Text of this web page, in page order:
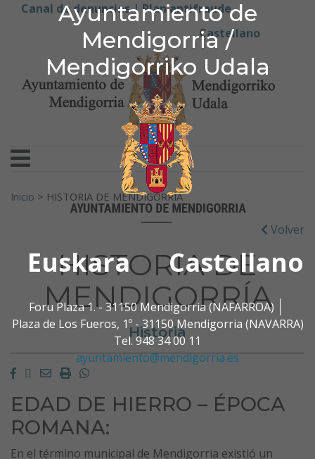
Ayuntamiento de
Mendigorria /
Mendigorriko Udala
Euskara Castellano
Foru Plaza 1. - 31150 Mendigorria (NAFARROA)
Plaza de Los Fueros, 1º - 31150 Mendigorria (NAVARRA)
Tel. 948 34 00 11
ayuntamiento@mendigorria.es
Ir al contenido
Ayuntamiento de
Canal de denuncias | Plan antifraude
Castellano
Buscar:
Inicio > HISTORIA DE MENDIGORRÍA
Volver
HISTORIA DE
MENDIGORRÍA
Historia
Facebook
Twitter
EmailImprimirWhatsapp
EDAD DE HIERRO – ÉPOCA
ROMANA:
En el término municipal de Mendigorria existió un